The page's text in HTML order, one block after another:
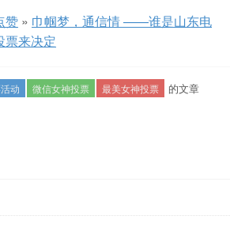
赞 » 巾帼梦，通信情 ——谁是山东电
票来决定
动 微信女神投票 最美女神投票 的文章